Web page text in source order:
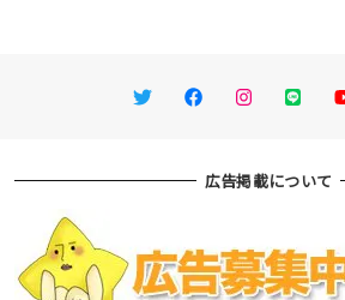
TwitterFacebookInstagram
LINE
広告掲載について